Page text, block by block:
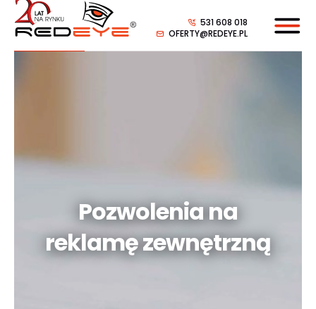
531 608 018
OFERTY@REDEYE.PL
Pozwolenia na
reklamę zewnętrzną